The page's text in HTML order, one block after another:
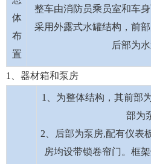
体
布
置
整车由消防员乘员室和车
采用外露式水罐结构，前
后部为水
1、器材箱和泵房
1、为整体结构，其前部
部为
2、后部为泵房,配有仪表
房均设带锁卷帘门。框